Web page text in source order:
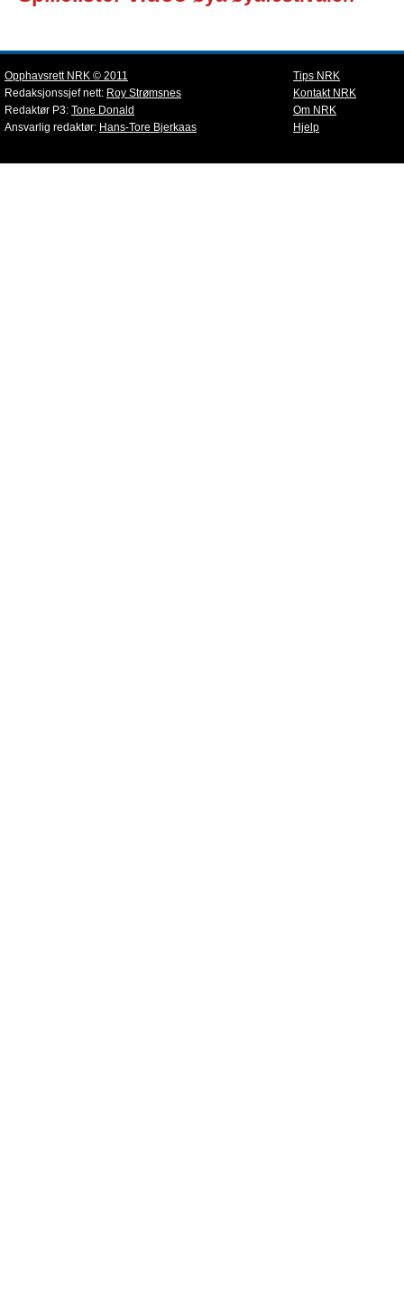
Opphavsrett NRK © 2011
Redaksjonssjef nett: Roy Strømsnes
Redaktør P3: Tone Donald
Ansvarlig redaktør: Hans-Tore Bjerkaas
Tips NRK
Kontakt NRK
Om NRK
Hjelp